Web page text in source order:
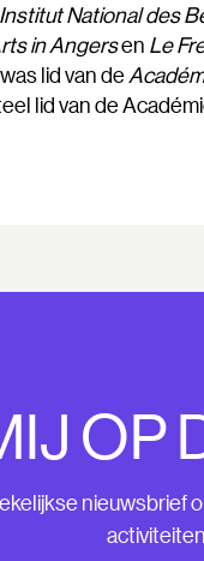
Institut National des
in Angersen Le
lid van de
lid van de
OP
nieuwsbrief